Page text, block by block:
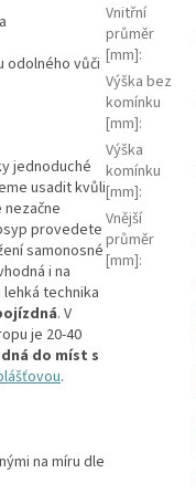
odolného vůči
jednoduché
usadit kvůli
provedete
samonosné
i na
technika
. V
je 20-40
do míst s
.
na míru dle
Vnitřní
průměr
[mm]:
Výška bez
komínku
[mm]:
Výška
komínku
[mm]:
Vnější
průměr
[mm]: